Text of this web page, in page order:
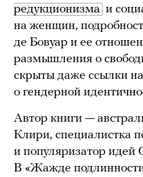
редукционизма и
на женщин,
де Бовуар и ее
размышления о
скрыты даже ссылки
о гендерной
Автор книги —
Клири, специалистка
и популяризатор идей
В «Жажде